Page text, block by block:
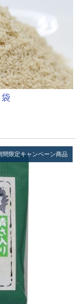
間限定キャンペーン商品